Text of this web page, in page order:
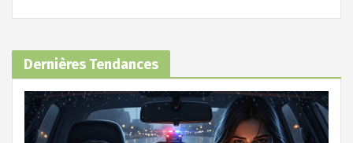
Dernières Tendances